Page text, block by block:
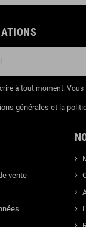
à tout moment.
générales et la
vente